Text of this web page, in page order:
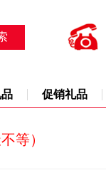
促销礼品
等）